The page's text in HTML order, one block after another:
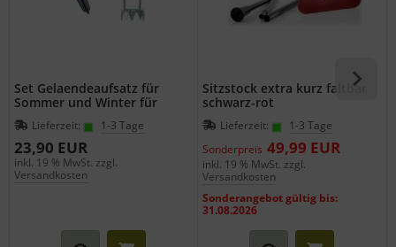
Set Gelaendeaufsatz für
Sommer und Winter für
Gehstöcke und Sitzstöcke
Lieferzeit: 1-3 Tage
23,90 EUR
inkl. 19 % MwSt. zzgl.
Versandkosten
Sitzstock extra kurz faltbar
schwarz-rot
Lieferzeit:
1-3 Tage
Sonderpreis 49,99 EUR
inkl. 19 % MwSt. zzgl.
Versandkosten
Sonderangebot gültig bis:
31.08.2026